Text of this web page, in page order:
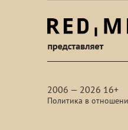
2006 — 2026 16+
Политика в